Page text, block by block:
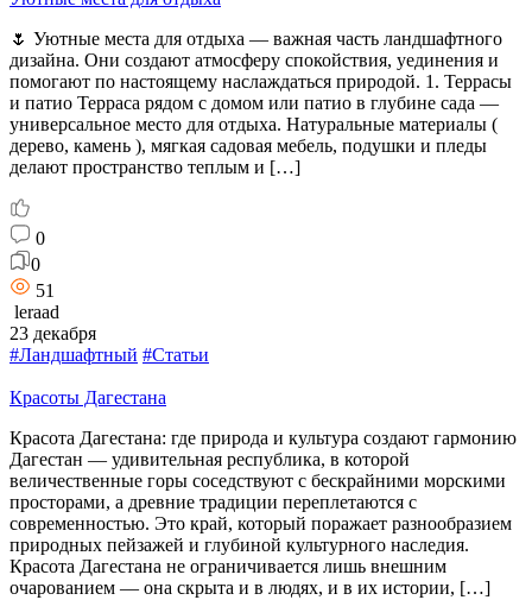
🌷 Уютные места для отдыха — важная часть ландшафтного
дизайна. Они создают атмосферу спокойствия, уединения и
помогают по настоящему наслаждаться природой. 1. Террасы
и патио Терраса рядом с домом или патио в глубине сада —
универсальное место для отдыха. Натуральные материалы (
дерево, камень ), мягкая садовая мебель, подушки и пледы
делают пространство теплым и […]
0
0
51
leraad
23 декабря
#Ландшафтный #Статьи
Красоты Дагестана
Красота Дагестана: где природа и культура создают гармонию
Дагестан — удивительная республика, в которой
величественные горы соседствуют с бескрайними морскими
просторами, а древние традиции переплетаются с
современностью. Это край, который поражает разнообразием
природных пейзажей и глубиной культурного наследия.
Красота Дагестана не ограничивается лишь внешним
очарованием — она скрыта и в людях, и в их истории, […]